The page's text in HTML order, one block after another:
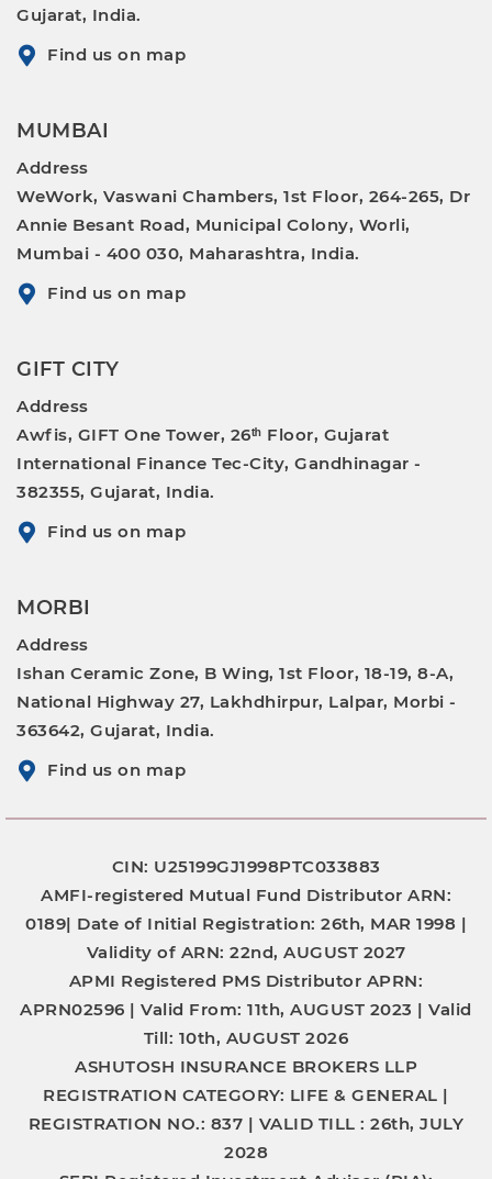
Gujarat, India.
Find us on map
MUMBAI
Address
WeWork, Vaswani Chambers, 1st Floor, 264-265, Dr
Annie Besant Road, Municipal Colony, Worli,
Mumbai - 400 030, Maharashtra, India.
Find us on map
GIFT CITY
Address
Awfis, GIFT One Tower, 26ᵗʰ Floor, Gujarat
International Finance Tec-City, Gandhinagar -
382355, Gujarat, India.
Find us on map
MORBI
Address
Ishan Ceramic Zone, B Wing, 1st Floor, 18-19, 8-A,
National Highway 27, Lakhdhirpur, Lalpar, Morbi -
363642, Gujarat, India.
Find us on map
CIN: U25199GJ1998PTC033883
AMFI-registered Mutual Fund Distributor ARN:
0189| Date of Initial Registration: 26th, MAR 1998 |
Validity of ARN: 22nd, AUGUST 2027
APMI Registered PMS Distributor APRN:
APRN02596 |Valid From: 11th, AUGUST 2023 |Valid
Till: 10th, AUGUST 2026
ASHUTOSH INSURANCE BROKERS LLP
REGISTRATION CATEGORY: LIFE & GENERAL |
REGISTRATION NO.: 837 | VALID TILL :26th, JULY
2028